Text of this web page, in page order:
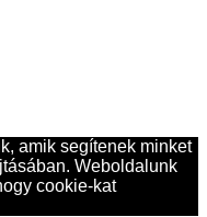
amik segítenek minket
Weboldalunk
cookie-kat